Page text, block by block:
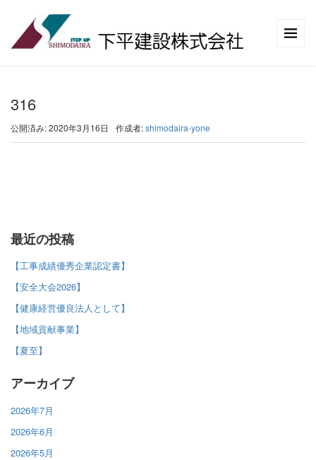
316
公開済み: 2020年3月16日 作成者:shimodaira-yone
最近の投稿
【工事成績優秀企業認定書】
【安全大会2026】
【健康経営優良法人として】
【地域貢献事業】
【夏至】
アーカイブ
2026年7月
2026年6月
2026年5月